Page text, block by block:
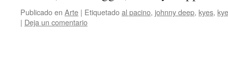
Publicado en Arte | Etiquetadoal pacino, johnny deep, kyes,
| Deja un comentario